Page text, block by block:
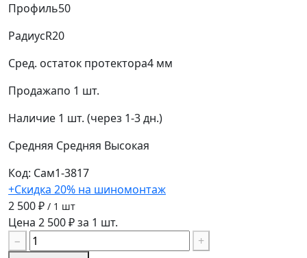
Профиль50
РадиусR20
Сред. остаток протектора4 мм
Продажапо 1 шт.
Наличие 1 шт. (через 1-3 дн.)
Средняя Средняя Высокая
Код: Сам1-3817
+Скидка 20% на шиномонтаж
2 500 ₽ / 1 шт
Цена 2 500 ₽ за 1 шт.
−
+